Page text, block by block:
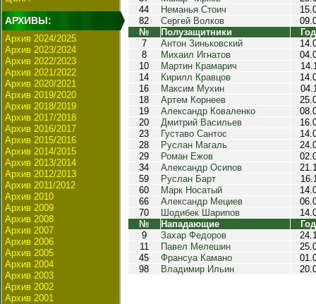
АРХИВЫ:
Архив 2024/2025
Архив 2023/2024
Архив 2022/2023
Архив 2021/2022
Архив 2020/2021
Архив 2019/2020
Архив 2018/2019
Архив 2017/2018
Архив 2016/2017
Архив 2015/2016
Архив 2014/2015
Архив 2013/2014
Архив 2012/2013
Архив 2011/2012
Архив 2010
Архив 2009
Архив 2008
Архив 2007
Архив 2006
Архив 2005
Архив 2004
Архив 2003
Архив 2002
Архив 2001
44
Неманья Стоич
82
Сергей Волков
№
Полузащитники
7
Антон Зиньковский
8
Михаил Игнатов
10
Мартин Крамарич
14
Кирилл Кравцов
16
Максим Мухин
18
Артем Корнеев
19
Александр Коваленко
20
Дмитрий Васильев
23
Густаво Сантос
28
Руслан Магаль
29
Роман Ежов
34
Александр Осипов
59
Руслан Барт
60
Марк Носатый
66
Александр Мециев
70
Шодибек Шарипов
№
Нападающие
9
Захар Федоров
11
Павел Мелешин
45
Франсуа Камано
98
Владимир Ильин